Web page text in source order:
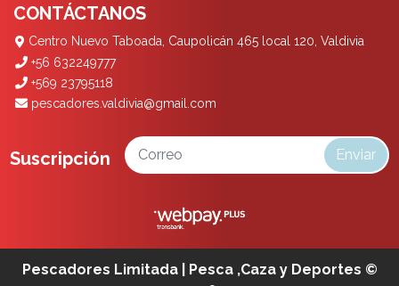
CONTÁCTANOS
Centro Nuevo Taboada, Caupolicán 465 local 120, Valdivia
+56 632249777
+569 23795118
pescadores.valdivia@gmail.com
Suscripción Enviar
Pescadores Limitada | Pesca ,Caza y Deportes ©